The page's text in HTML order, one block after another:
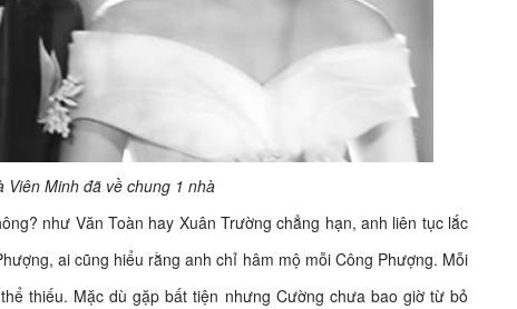
Viên Minh đã về chung 1 nhà
như Văn Toàn hay Xuân Trường chẳng hạn, anh liên tục lắc
ai cũng hiểu rằng anh chỉ hâm mộ mỗi Công Phượng. Mỗi
thiếu. Mặc dù gặp bất tiện nhưng Cường chưa bao giờ từ bỏ